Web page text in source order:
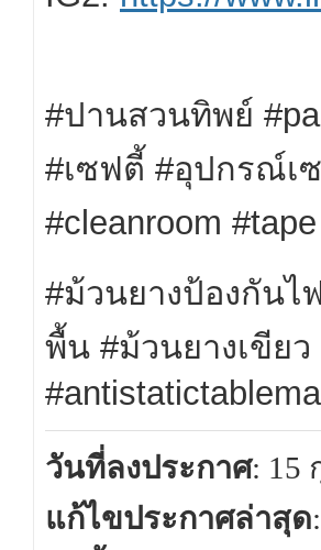
#ปานสวนทิพย์
#เซฟตี้ #อุปกรณ์เ
#cleanroom
#ม้วนยางป้องกันไ
พื้น #ม้วนยางเขียว
วันที่ลงประกาศ: 15
แก้ไขประกาศล่าสุด